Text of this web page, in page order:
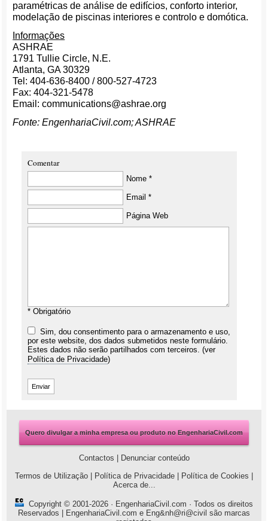
paramétricas de análise de edifícios, conforto interior,
modelação de piscinas interiores e controlo e domótica.
Informações
ASHRAE
1791 Tullie Circle, N.E.
Atlanta, GA 30329
Tel: 404-636-8400 / 800-527-4723
Fax: 404-321-5478
Email: communications@ashrae.org
Fonte: EngenhariaCivil.com; ASHRAE
Comentar
Nome *
Email *
Página Web
* Obrigatório
Sim, dou consentimento para o armazenamento e uso,
por este website, dos dados submetidos neste formulário.
Estes dados não serão partilhados com terceiros. (ver
Política de Privacidade)
Quero divulgar a minha empresa ou produto no EngenhariaCivil.com
Contactos
Denunciar conteúdo
Termos de Utilização
Política de Privacidade Política de Cookies
Acerca de...
Copyright © 2001-2026 · EngenhariaCivil.com · Todos os direitos
Reservados | EngenhariaCivil.com e Eng&nh@ri@civil são marcas